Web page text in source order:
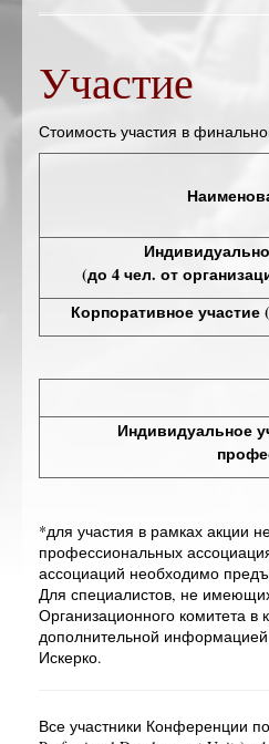
Участие
Стоимость участия в
(до 4 чел. от
Корпоративное участие
Индивидуальное
*для участия в рамках акции
профессиональных
ассоциаций необходимо
Для специалистов, не
Организационного комитета в
дополнительной
Искерко.
Все участники Конференции